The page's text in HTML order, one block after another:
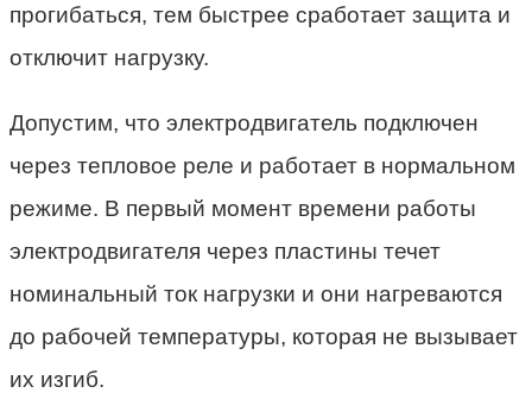
прогибаться, тем быстрее сработает защита и
отключит нагрузку.
Допустим, что электродвигатель подключен
через тепловое реле и работает в нормальном
режиме. В первый момент времени работы
электродвигателя через пластины течет
номинальный ток нагрузки и они нагреваются
до рабочей температуры, которая не вызывает
их изгиб.